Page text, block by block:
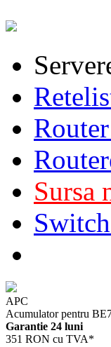
Sursa
APC
Acumulator pentru
Garantie 24 luni
351 RON cu TVA*